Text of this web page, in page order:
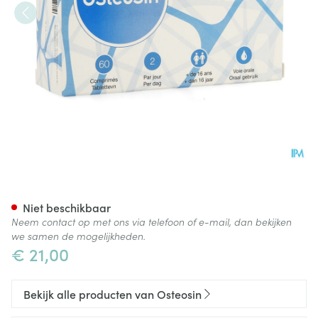
€ 21,00
Niet beschikbaar
Neem contact op met ons via telefoon of e-mail, dan bekijken
we samen de mogelijkheden.
Bekijk alle producten van Osteosin